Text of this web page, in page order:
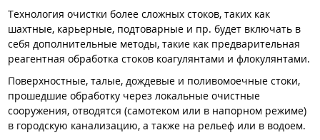
Технология очистки более сложных стоков, таких как
шахтные, карьерные, подтоварные и пр. будет включать в
себя дополнительные методы, такие как предварительная
реагентная обработка стоков коагулянтами и флокулянтами.
Поверхностные, талые, дождевые и поливомоечные стоки,
прошедшие обработку через локальные очистные
сооружения, отводятся (самотеком или в напорном режиме)
в городскую канализацию, а также на рельеф или в водоем.